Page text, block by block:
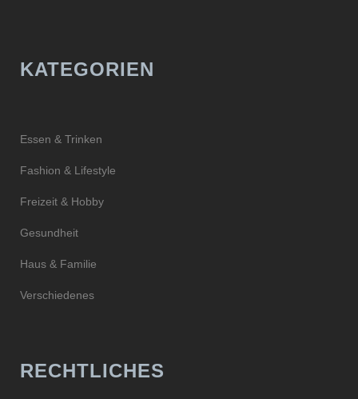
KATEGORIEN
Essen & Trinken
Fashion & Lifestyle
Freizeit & Hobby
Gesundheit
Haus & Familie
Verschiedenes
RECHTLICHES